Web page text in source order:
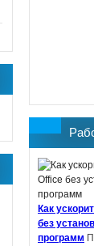
Как
без
программ